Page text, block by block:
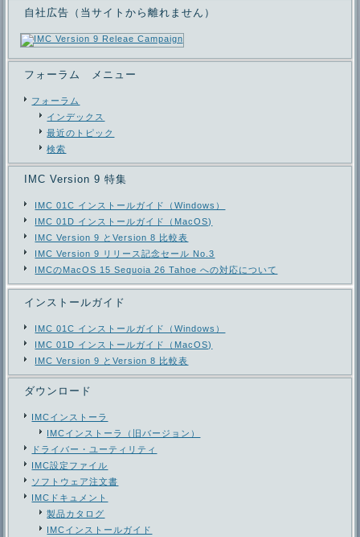
自社広告（当サイトから離れません）
フォーラム メニュー
フォーラム
インデックス
最近のトピック
検索
IMC Version 9 特集
IMC 01C インストールガイド（Windows）
IMC 01D インストールガイド（MacOS)
IMC Version 9 とVersion 8 比較表
IMC Version 9 リリース記念セール No.3
IMCのMacOS 15 Sequoia 26 Tahoe への対応について
インストールガイド
IMC 01C インストールガイド（Windows）
IMC 01D インストールガイド（MacOS)
IMC Version 9 とVersion 8 比較表
ダウンロード
IMCインストーラ
IMCインストーラ（旧バージョン）
ドライバー・ユーティリティ
IMC設定ファイル
ソフトウェア注文書
IMCドキュメント
製品カタログ
IMCインストールガイド